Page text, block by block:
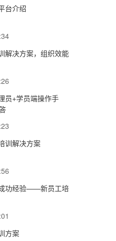
台介绍
解决方案，组织效能
员+学员端操作手
训解决方案
功经验——新员工培
方案